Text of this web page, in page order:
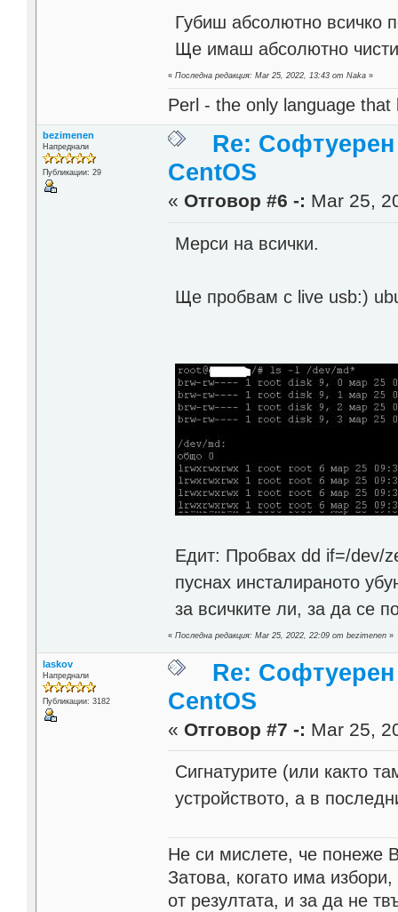
Губиш абсолютно всичко
Ще имаш абсолютно чисти
«Последна редакция: Mar 25, 2022, 13:43 от Naka »
Perl - the only language
bezimenen
Напреднали
Публикации: 29
Re:
CentOS
« Отговор #6 -: Mar 25,
Мерси на всички.
Ще пробвам с live usb:)
Едит: Пробвах dd if=/dev/
пуснах инсталираното
за всичките ли, за да се
«Последна редакция: Mar 25, 2022, 22:09 от bezimenen »
laskov
Напреднали
Публикации: 3182
Re:
CentOS
« Отговор #7 -: Mar 25,
Сигнатурите (или както
устройството, а в
Не си мислете, че понеже
Затова, когато има
от резултата, и за да не